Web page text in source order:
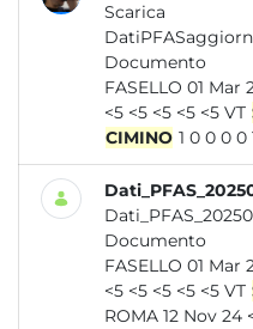
Scarica
Documento
FASELLO 01 Mar
<5 <5 <5 <5 <5 VT
CIMINO
Documento
FASELLO 01 Mar
<5 <5 <5 <5 <5 VT
ROMA 12 Nov 24